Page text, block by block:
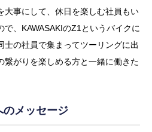
大事にして、休日を楽しむ社員もい
で、KAWASAKIのZ1というバイクに
士の社員で集まってツーリングに出
繋がりを楽しめる方と一緒に働きた
のメッセージ